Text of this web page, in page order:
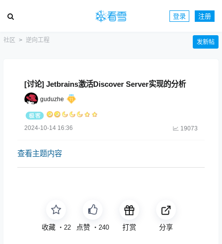
登录 注册
社区 逆向工程 发新帖
[讨论] Jetbrains激活Discover Server实现的分析
guduzhe
2024-10-14 16:36 19073
查看主题内容
收藏 ・ 22 点赞 ・ 240 打赏 分享